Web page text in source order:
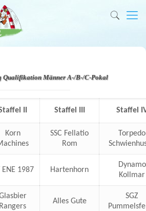
Qualifikation Männer A-/B-/C-Pokal
II Staffel III Staffel
Korn
SSC Fellatio
Rom
Torpedo
ENE 1987 Hartenhorn
Dynamo
Kollmar
Rangers
Alles Gute
SGZ